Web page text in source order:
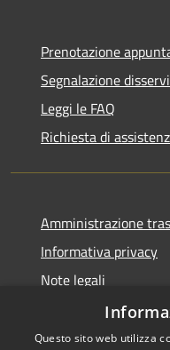
Prenotazione
Segnalazione
Leggi le FAQ
Richiesta di
Amministrazione
Informativa privacy
Note legali
Dichiarazione di
Questo sito web utilizza